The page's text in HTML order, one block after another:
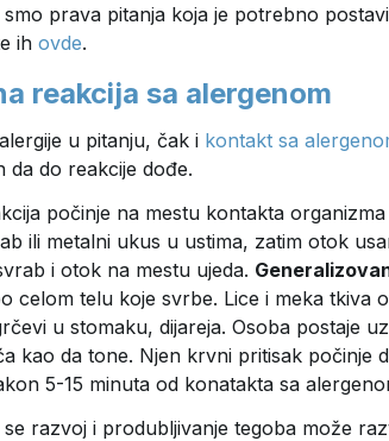
smo prava pitanja koja je potrebno
ih ovde.
reakcija sa alergenom
u pitanju, čak i kontakt sa
da do reakcije dođe.
počinje na mestu kontakta
ili metalni ukus u ustima, zatim otok
i otok na mestu ujeda.
celom telu koje svrbe. Lice i meka tkiva
u stomaku, dijareja. Osoba postaje
kao da tone. Njen krvni pritisak počinje
5-15 minuta od konatakta sa
se razvoj i produbljivanje tegoba može